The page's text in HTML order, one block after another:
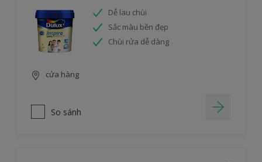
Dễ lau chùi
Sắc màu bền đẹp
Chùi rửa dễ dàng
cửa hàng
So sánh